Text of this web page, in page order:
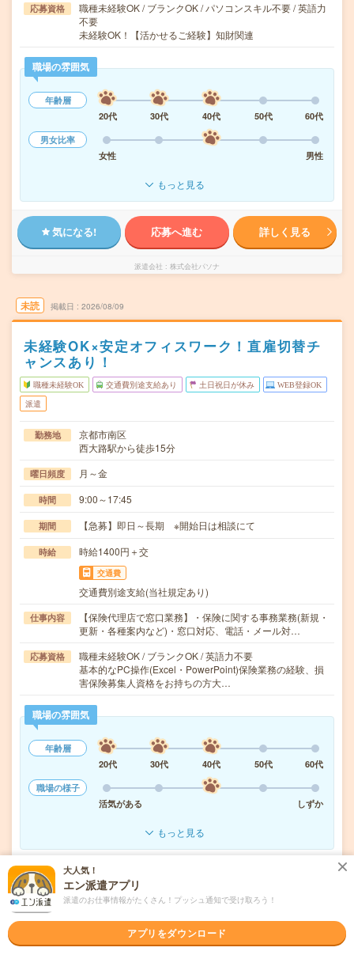
応募資格
職種未経験OK / ブランクOK / パソコンスキル不要 / 英語力
不要
未経験OK！【活かせるご経験】知財関連
職場の雰囲気
年齢層
20代
30代 40代 50代
60代
男女比率
女性
男性
もっと見る
気になる! 応募へ進む 詳しく見る
派遣会社 株式会社パソナ
未読 掲載日 2026/08/09
未経験OK×安定オフィスワーク！直雇切替チ
ャンスあり！
職種未経験OK 交通費別途支給あり 土日祝日が休み WEB登録OK
派遣
勤務地
京都市南区
西大路駅から徒歩15分
曜日頻度 月～金
時間 9:00～17:45
期間 【急募】即日～長期 ※開始日は相談にて
時給 時給1400円＋交
交通費
交通費別途支給(当社規定あり)
仕事内容
【保険代理店で窓口業務】・保険に関する事務業務(新規・
更新・各種案内など)・窓口対応、電話・メール対…
応募資格
職種未経験OK / ブランクOK / 英語力不要
基本的なPC操作(Excel・PowerPoint)保険業務の経験、損
害保険募集人資格をお持ちの方大…
職場の雰囲気
年齢層
20代
30代 40代 50代
60代
職場の様子
活気がある
しずか
もっと見る
気になる!
大人気！
エン派遣アプリ
派遣のお仕事情報がたくさん！プッシュ通知で受け取ろう！
アプリをダウンロード